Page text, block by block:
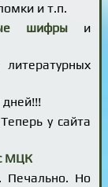
и т.п.
шифрыи
у сайта
МЦК
Печально. Но